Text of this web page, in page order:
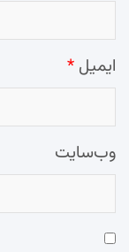
ایمیل *
وب‌سایت